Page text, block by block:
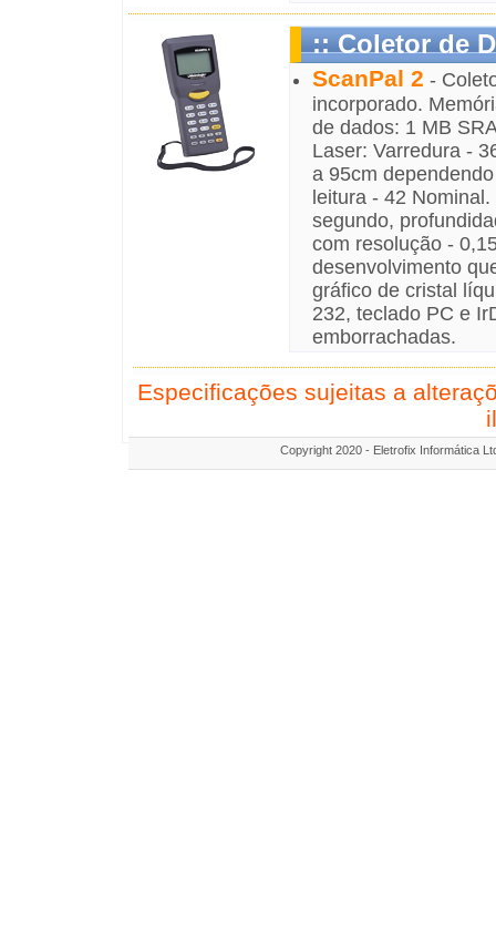
:: Coletor de
ScanPal 2 -
incorporado.
de dados: 1 MB
Laser: Varredura -
a 95cm
leitura - 42
segundo,
com resolução -
desenvolvimento
gráfico de cristal
232, teclado PC e
emborrachadas.
Especificações sujeitas a
Copyright 2020 - Eletrofix Informática